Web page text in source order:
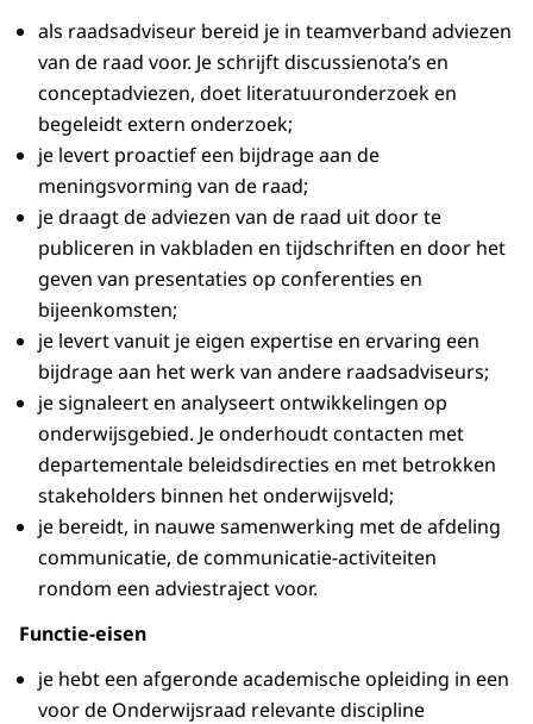
als raadsadviseur bereid je in teamverband adviezen
van de raad voor. Je schrijft discussienota’s en
conceptadviezen, doet literatuuronderzoek en
begeleidt extern onderzoek;
je levert proactief een bijdrage aan de
meningsvorming van de raad;
je draagt de adviezen van de raad uit door te
publiceren in vakbladen en tijdschriften en door het
geven van presentaties op conferenties en
bijeenkomsten;
je levert vanuit je eigen expertise en ervaring een
bijdrage aan het werk van andere raadsadviseurs;
je signaleert en analyseert ontwikkelingen op
onderwijsgebied. Je onderhoudt contacten met
departementale beleidsdirecties en met betrokken
stakeholders binnen het onderwijsveld;
je bereidt, in nauwe samenwerking met de afdeling
communicatie, de communicatie-activiteiten
rondom een adviestraject voor.
Functie-eisen
je hebt een afgeronde academische opleiding in een
voor de Onderwijsraad relevante discipline